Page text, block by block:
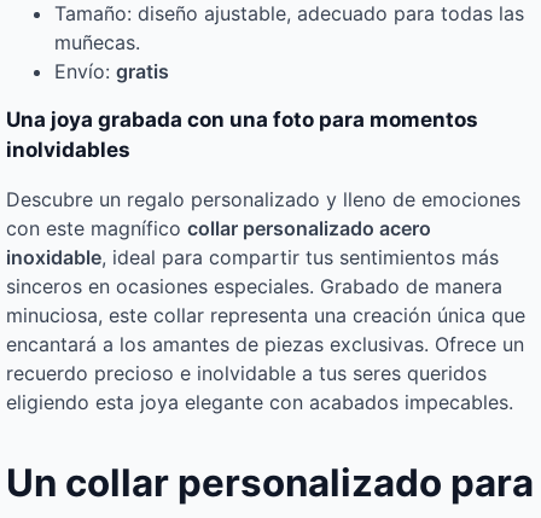
Tamaño: diseño ajustable, adecuado para todas las
muñecas.
Envío: gratis
Una joya grabada con una foto para momentos
inolvidables
Descubre un regalo personalizado y lleno de emociones
con este magnífico collar personalizado acero
inoxidable, ideal para compartir tus sentimientos más
sinceros en ocasiones especiales. Grabado de manera
minuciosa, este collar representa una creación única que
encantará a los amantes de piezas exclusivas. Ofrece un
recuerdo precioso e inolvidable a tus seres queridos
eligiendo esta joya elegante con acabados impecables.
Un collar personalizado para